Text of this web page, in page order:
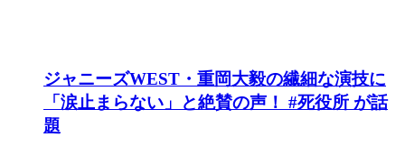
ジャニーズWEST・重岡大毅の繊細な演技に
「涙止まらない」と絶賛の声！ #死役所 が話
題